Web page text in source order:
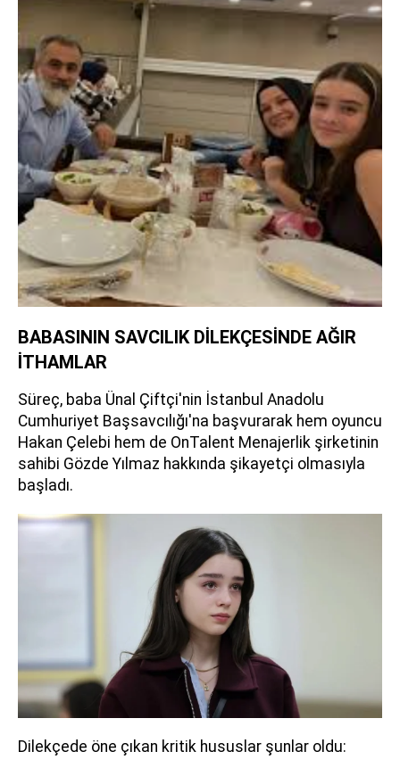
BABASININ SAVCILIK DİLEKÇESİNDE AĞIR
İTHAMLAR
Süreç, baba Ünal Çiftçi'nin İstanbul Anadolu
Cumhuriyet Başsavcılığı'na başvurarak hem oyuncu
Hakan Çelebi hem de OnTalent Menajerlik şirketinin
sahibi Gözde Yılmaz hakkında şikayetçi olmasıyla
başladı.
Dilekçede öne çıkan kritik hususlar şunlar oldu: